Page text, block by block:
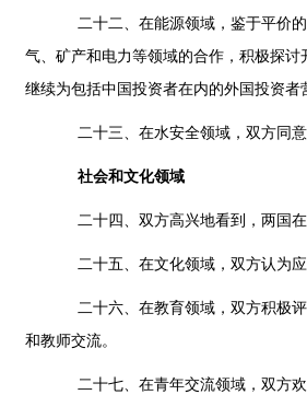
二十二、在能源领域，鉴于平价的
气、矿产和电力等领域的合作，积极探
继续为包括中国投资者在内的外国投资者
二十三、在水安全领域，双方同意
社会和文化领域
二十四、双方高兴地看到，两国在
二十五、在文化领域，双方认为应
二十六、在教育领域，双方积极评
和教师交流。
二十七、在青年交流领域，双方欢